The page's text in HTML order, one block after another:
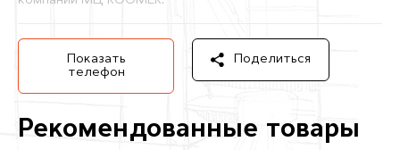
Показать
телефон
Поделиться
Рекомендованные товары